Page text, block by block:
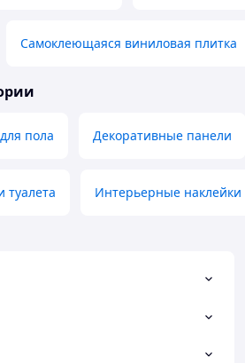
Самоклеющаяся виниловая плитка
пола Декоративные панели
туалета Интерьерные наклейки